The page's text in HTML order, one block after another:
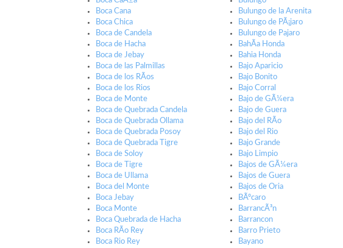
Boca Cana
Boca Chica
Boca de Candela
Boca de Hacha
Boca de Jebay
Boca de las Palmillas
Boca de los RÃ­os
Boca de los Rios
Boca de Monte
Boca de Quebrada Candela
Boca de Quebrada Ollama
Boca de Quebrada Posoy
Boca de Quebrada Tigre
Boca de Soloy
Boca de Tigre
Boca de Ullama
Boca del Monte
Boca Jebay
Boca Monte
Boca Quebrada de Hacha
Boca RÃ­o Rey
Boca Rio Rey
Bulungo de la Arenita
Bulungo de PÃ¡jaro
Bulungo de Pajaro
BahÃ­a Honda
Bahia Honda
Bajo Aparicio
Bajo Bonito
Bajo Corral
Bajo de GÃ¼era
Bajo de Guera
Bajo del RÃ­o
Bajo del Rio
Bajo Grande
Bajo Limpio
Bajos de GÃ¼era
Bajos de Guera
Bajos de Oria
BÃºcaro
BarrancÃ³n
Barrancon
Barro Prieto
Bayano